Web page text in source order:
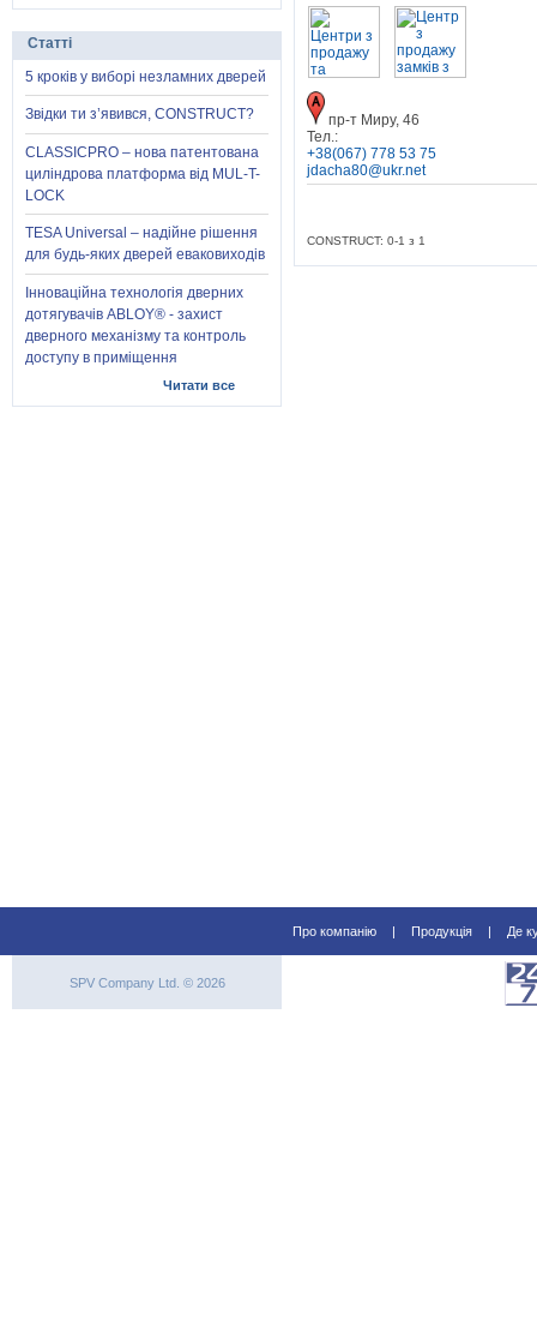
пр-т Миру, 46
Тел.:
+38(067) 778 53 75
jdacha80@ukr.net
CONSTRUCT: 0-1 з 1
Статті
5 кроків у виборі незламних дверей
Звідки ти з’явився, CONSTRUCT?
CLASSICPRO – нова патентована
циліндрова платформа від MUL-T-
LOCK
TESA Universal – надійне рішення
для будь-яких дверей еваковиходів
Інноваційна технологія дверних
дотягувачів ABLOY® - захист
дверного механізму та контроль
доступу в приміщення
Читати все
Про компанію | Продукція | Де
SPV Company Ltd. © 2026